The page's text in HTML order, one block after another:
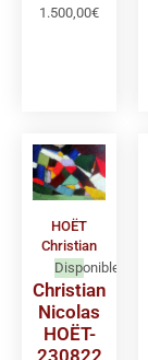
1.500,00€
HOËT
Christian
Disponible
Christian
Nicolas
HOËT-
230822